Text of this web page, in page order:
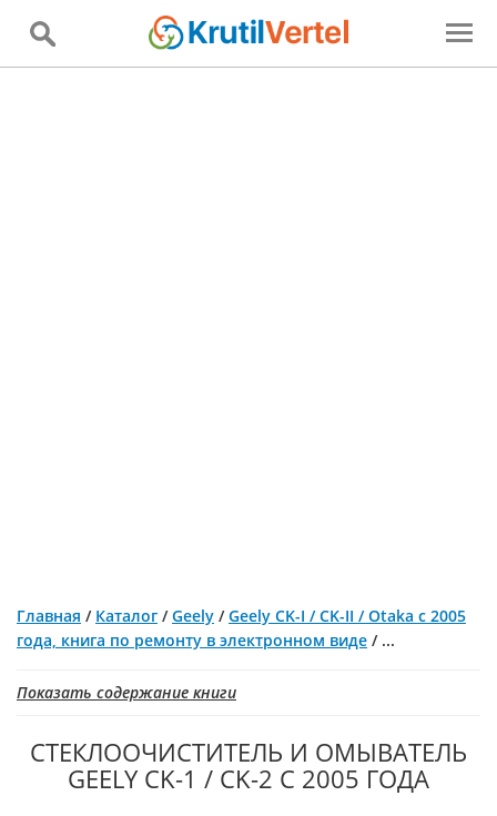
Главная / Каталог /Geely /Geely CK-I / CK-II / Otaka с 2005
года, книга по ремонту в электронном виде / ...
Показать содержание книги
СТЕКЛООЧИСТИТЕЛЬ И ОМЫВАТЕЛЬ
GEELY CK-1 / CK-2 С 2005 ГОДА